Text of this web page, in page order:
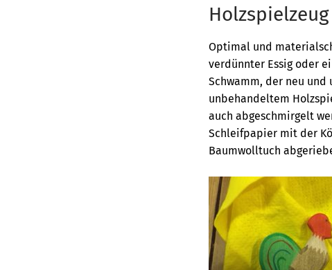
Optimal und
verdünnter Essig oder
Schwamm, der neu
unbehandeltem
auch abgeschmirgelt
Schleifpapier mit der
Baumwolltuch